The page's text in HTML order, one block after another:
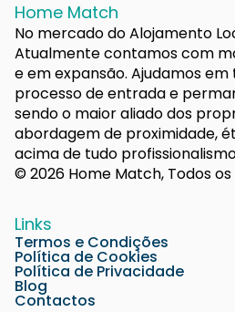
Home Match
No mercado do Alojamento
Atualmente contamos com
e em expansão. Ajudamos em
processo de entrada e
sendo o maior aliado dos
abordagem de proximidade,
acima de tudo
© 2026 Home Match, Todos
Links
Termos e Condições
Política de Cookies
Política de Privacidade
Blog
Contactos